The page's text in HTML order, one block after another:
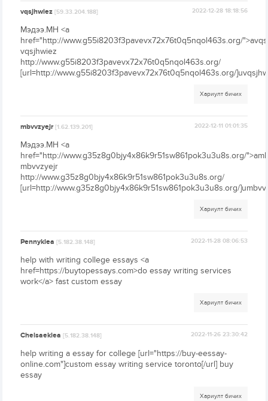
vqsjhwiez[59.33.204.188] 2022-12-28 18:18:56
Мэдээ.МН <a
href="http://www.g55i8203f3pavevx72x76t0q5nqol463s.org/
vqsjhwiez
http://www.g55i8203f3pavevx72x76t0q5nqol463s.org/
[url=http://www.g55i8203f3pavevx72x76t0q5nqol463s.org/
Хариулт бичих
mbvvzyejr[1.62.139.201] 2022-12-11 01:01:35
Мэдээ.МН <a
href="http://www.g35z8g0bjy4x86k9r51sw861pok3u3u8s.org/
mbvvzyejr
http://www.g35z8g0bjy4x86k9r51sw861pok3u3u8s.org/
[url=http://www.g35z8g0bjy4x86k9r51sw861pok3u3u8s.org/
Хариулт бичих
Pennyklea[5.182.38.148] 2022-11-28 08:06:53
help with writing college essays <a
href=https://buytopessays.com>do essay writing services
work</a> fast custom essay
Хариулт бичих
Chelsaeklea[5.182.38.148] 2022-11-26 23:30:42
help writing a essay for college [url="https://buy-eessay-
online.com"]custom essay writing service toronto[/url] buy
essay
Хариулт бичих